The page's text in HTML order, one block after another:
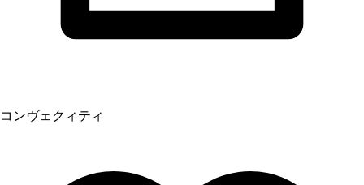
コンヴェクィティ